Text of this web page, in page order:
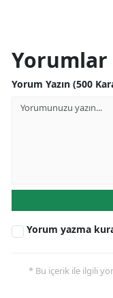
Yorumlar
Yorum Yazın (500
Yorum yazma
* Bu içerik ile ilgili